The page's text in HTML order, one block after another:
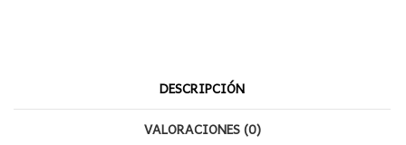
DESCRIPCIÓN
VALORACIONES (0)